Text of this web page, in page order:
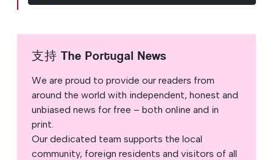
支持 The Portugal News
We are proud to provide our readers from
around the world with independent, honest and
unbiased news for free – both online and in
print.
Our dedicated team supports the local
community, foreign residents and visitors of all